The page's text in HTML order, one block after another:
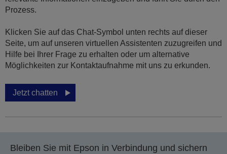
Prozess.
Klicken Sie auf das Chat-Symbol unten rechts auf dieser
Seite, um auf unseren virtuellen Assistenten zuzugreifen und
Hilfe bei Ihrer Frage zu erhalten oder um alternative
Möglichkeiten zur Kontaktaufnahme mit uns zu erkunden.
Jetzt chatten
Bleiben Sie mit Epson in Verbindung und sichern